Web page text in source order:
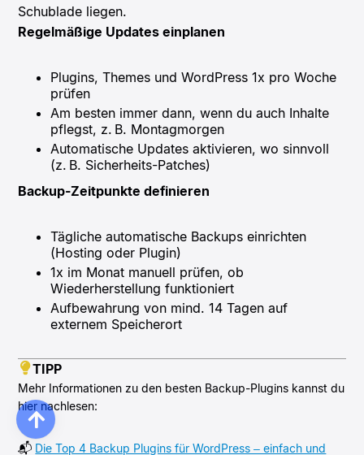
Schublade liegen.
Regelmäßige Updates einplanen
Plugins, Themes und WordPress 1x pro Woche
prüfen
Am besten immer dann, wenn du auch Inhalte
pflegst, z. B. Montagmorgen
Automatische Updates aktivieren, wo sinnvoll
(z. B. Sicherheits-Patches)
Backup-Zeitpunkte definieren
Tägliche automatische Backups einrichten
(Hosting oder Plugin)
1x im Monat manuell prüfen, ob
Wiederherstellung funktioniert
Aufbewahrung von mind. 14 Tagen auf
externem Speicherort
TIPP
Mehr Informationen zu den besten Backup-Plugins kannst du
hier nachlesen:
📬 Die Top 4 Backup Plugins für WordPress – einfach und